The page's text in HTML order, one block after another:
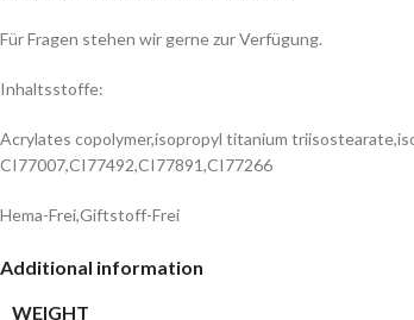
Für Fragen stehen wir gerne zur Verfügung.
Inhaltsstoffe:
Acrylates copolymer,isopropyl titanium
CI77007,CI77492,CI77891,CI77266
Hema-Frei,Giftstoff-Frei
Additional information
WEIGHT